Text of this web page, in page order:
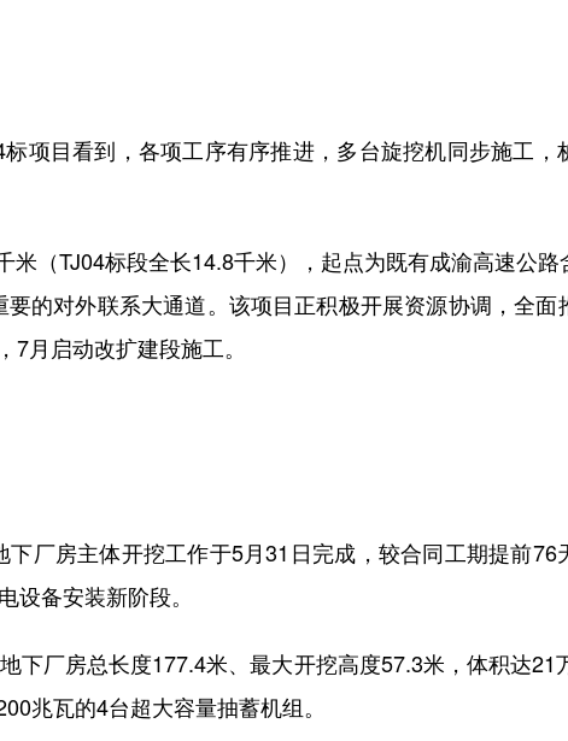
目看到，各项工序有序推进，多台旋挖机同步施工，
（TJ04标段全长14.8千米），起点为既有成渝高速公路
的对外联系大通道。该项目正积极开展资源协调，全面
月启动改扩建段施工。
房主体开挖工作于5月31日完成，较合同工期提前76
设备安装新阶段。
厂房总长度177.4米、最大开挖高度57.3米，体积达21
兆瓦的4台超大容量抽蓄机组。